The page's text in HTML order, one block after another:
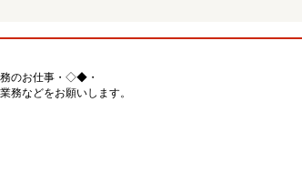
のお仕事・◇◆・
務などをお願いします。